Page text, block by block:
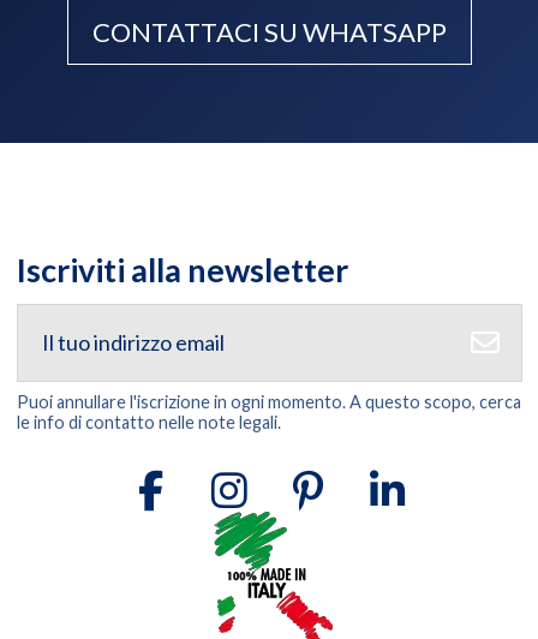
CONTATTACI SU WHATSAPP
Iscriviti alla newsletter
Puoi annullare l'iscrizione in ogni momento. A questo scopo, cerca
le info di contatto nelle note legali.